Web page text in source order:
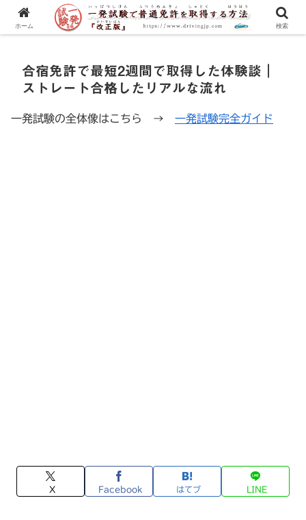
一発試験の流れから合格のコツまで、徹底解説！
合宿免許で最短2週間で取得した体験談｜
ストレート合格したリアルな流れ
一発試験の全体像はこちら → 一発試験完全ガイド
X Facebook はてブ LINE
ホーム 検索